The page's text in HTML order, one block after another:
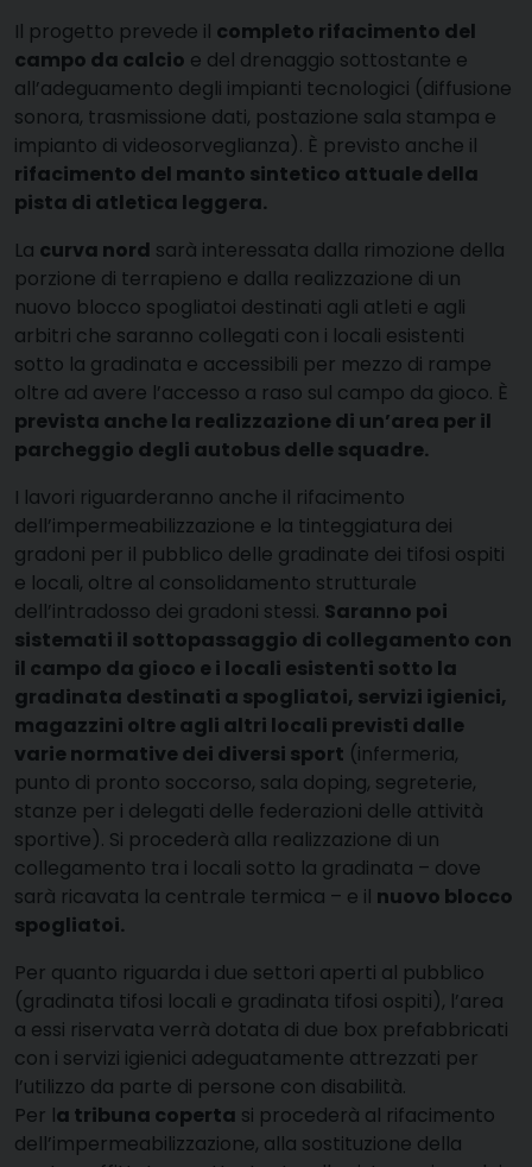
Il progetto prevede il completo rifacimento del
campo da calcio e del drenaggio sottostante e
all’adeguamento degli impianti tecnologici (diffusione
sonora, trasmissione dati, postazione sala stampa e
impianto di videosorveglianza). È previsto anche il
rifacimento del manto sintetico attuale della
pista di atletica leggera.
La curva nord sarà interessata dalla rimozione della
porzione di terrapieno e dalla realizzazione di un
nuovo blocco spogliatoi destinati agli atleti e agli
arbitri che saranno collegati con i locali esistenti
sotto la gradinata e accessibili per mezzo di rampe
oltre ad avere l’accesso a raso sul campo da gioco. È
prevista anche la realizzazione di un’area per il
parcheggio degli autobus delle squadre.
I lavori riguarderanno anche il rifacimento
dell’impermeabilizzazione e la tinteggiatura dei
gradoni per il pubblico delle gradinate dei tifosi ospiti
e locali, oltre al consolidamento strutturale
dell’intradosso dei gradoni stessi. Saranno poi
sistemati il sottopassaggio di collegamento con
il campo da gioco e i locali esistenti sotto la
gradinata destinati a spogliatoi, servizi igienici,
magazzini oltre agli altri locali previsti dalle
varie normative dei diversi sport (infermeria,
punto di pronto soccorso, sala doping, segreterie,
stanze per i delegati delle federazioni delle attività
sportive). Si procederà alla realizzazione di un
collegamento tra i locali sotto la gradinata – dove
sarà ricavata la centrale termica – e il nuovo blocco
spogliatoi.
Per quanto riguarda i due settori aperti al pubblico
(gradinata tifosi locali e gradinata tifosi ospiti), l’area
a essi riservata verrà dotata di due box prefabbricati
con i servizi igienici adeguatamente attrezzati per
l’utilizzo da parte di persone con disabilità.
Per la tribuna coperta si procederà al rifacimento
dell’impermeabilizzazione, alla sostituzione della